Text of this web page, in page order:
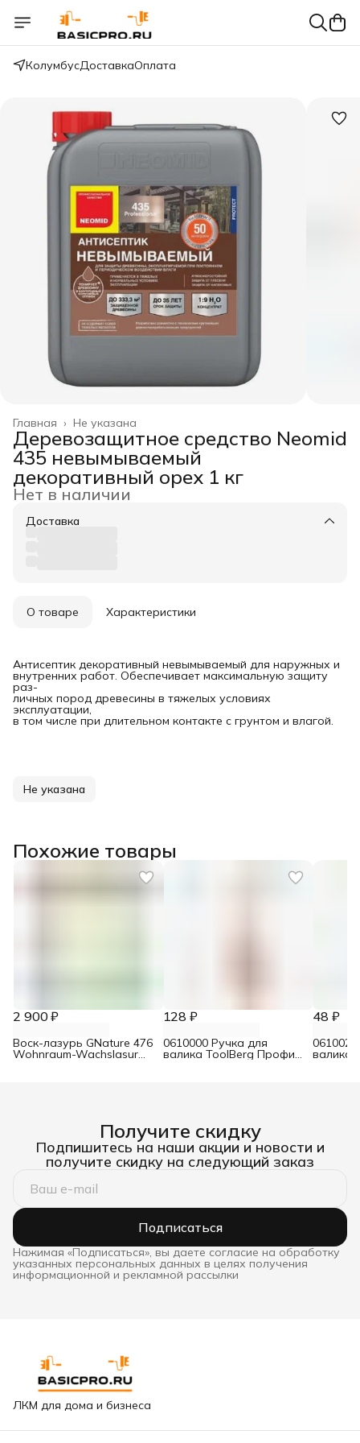
КолумбусДоставкаОплата
Не указана
Главная ›
Деревозащитное средство Neomid
435 невымываемый
декоративный орех 1 кг
Нет в наличии
Доставка
О товаре Характеристики
Антисептик декоративный невымываемый для наружных и
внутренних работ. Обеспечивает максимальную защиту
раз-
личных пород древесины в тяжелых условиях
эксплуатации,
в том числе при длительном контакте с грунтом и влагой.
Не указана
Похожие товары
2 900 ₽
Воск-лазурь GNature 476
Wohnraum-Wachslasur
128 ₽
0610000 Ручка для
валика ToolBerg Профи
48 ₽
валика
Получите скидку
Подпишитесь на наши акции и новости и
получите скидку на следующий заказ
Подписаться
Нажимая «Подписаться», вы даете согласие на обработку
указанных персональных данных в целях получения
информационной и рекламной рассылки
ЛКМ для дома и бизнеса